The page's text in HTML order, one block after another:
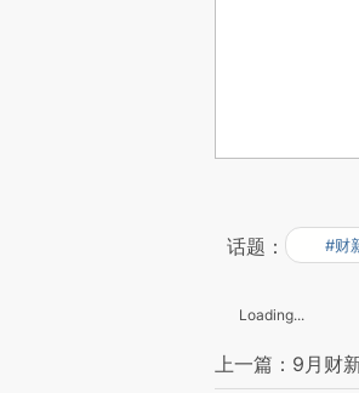
话题： #财
Loading...
上一篇：9月财